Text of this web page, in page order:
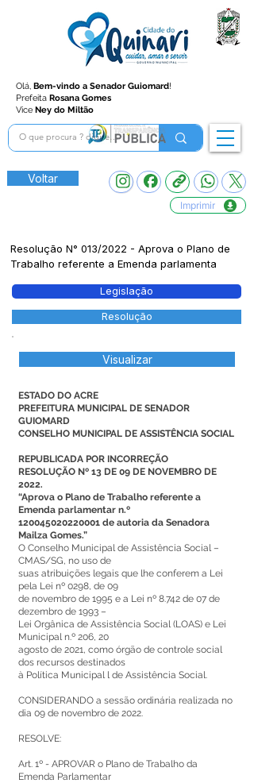
Olá, Bem-vindo a Senador Guiomard!
Prefeita Rosana Gomes
Vice Ney do Miltão
Voltar
Imprimir
Resolução N° 013/2022 - Aprova o Plano de
Trabalho referente a Emenda parlamenta
Legislação
Resolução
Visualizar
ESTADO DO ACRE
PREFEITURA MUNICIPAL DE SENADOR
GUIOMARD
CONSELHO MUNICIPAL DE ASSISTÊNCIA SOCIAL
REPUBLICADA POR INCORREÇÃO
RESOLUÇÃO Nº 13 DE 09 DE NOVEMBRO DE
2022.
“Aprova o Plano de Trabalho referente a
Emenda parlamentar n.º
120045020220001 de autoria da Senadora
Mailza Gomes.”
O Conselho Municipal de Assistência Social –
CMAS/SG, no uso de
suas atribuições legais que lhe conferem a Lei
pela Lei nº 0298, de 09
de novembro de 1995 e a Lei nº 8.742 de 07 de
dezembro de 1993 –
Lei Orgânica de Assistência Social (LOAS) e Lei
Municipal n.º 206, 20
agosto de 2021, como órgão de controle social
dos recursos destinados
à Política Municipal l de Assistência Social.
CONSIDERANDO a sessão ordinária realizada no
dia 09 de novembro de 2022.
RESOLVE:
Art. 1º - APROVAR o Plano de Trabalho da
Emenda Parlamentar